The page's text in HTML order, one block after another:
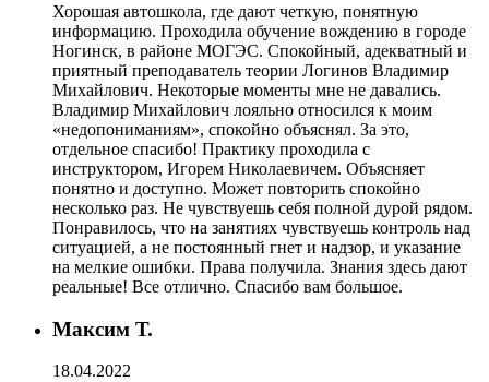
Хорошая автошкола, где дают четкую, понятную
информацию. Проходила обучение вождению в городе
Ногинск, в районе МОГЭС. Спокойный, адекватный и
приятный преподаватель теории Логинов Владимир
Михайлович. Некоторые моменты мне не давались.
Владимир Михайлович лояльно относился к моим
«недопониманиям», спокойно объяснял. За это,
отдельное спасибо! Практику проходила с
инструктором, Игорем Николаевичем. Объясняет
понятно и доступно. Может повторить спокойно
несколько раз. Не чувствуешь себя полной дурой рядом.
Понравилось, что на занятиях чувствуешь контроль над
ситуацией, а не постоянный гнет и надзор, и указание
на мелкие ошибки. Права получила. Знания здесь дают
реальные! Все отлично. Спасибо вам большое.
Максим Т.
18.04.2022